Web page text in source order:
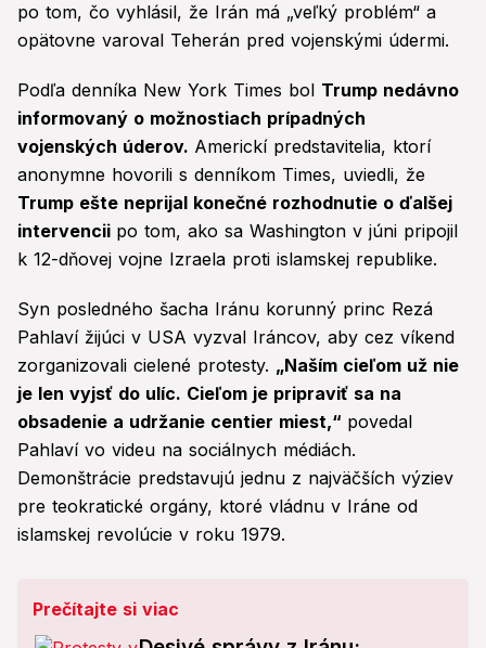
po tom, čo vyhlásil, že Irán má „veľký problém“ a
opätovne varoval Teherán pred vojenskými údermi.
Podľa denníka New York Times bol Trump nedávno
informovaný o možnostiach prípadných
vojenských úderov. Americkí predstavitelia, ktorí
anonymne hovorili s denníkom Times, uviedli, že
Trump ešte neprijal konečné rozhodnutie o ďalšej
intervencii po tom, ako sa Washington v júni pripojil
k 12-dňovej vojne Izraela proti islamskej republike.
Syn posledného šacha Iránu korunný princ Rezá
Pahlaví žijúci v USA vyzval Iráncov, aby cez víkend
zorganizovali cielené protesty. „Naším cieľom už nie
je len vyjsť do ulíc. Cieľom je pripraviť sa na
obsadenie a udržanie centier miest,“ povedal
Pahlaví vo videu na sociálnych médiách.
Demonštrácie predstavujú jednu z najväčších výziev
pre teokratické orgány, ktoré vládnu v Iráne od
islamskej revolúcie v roku 1979.
Prečítajte si viac